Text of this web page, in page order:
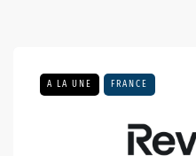
A LA UNE FRANCE